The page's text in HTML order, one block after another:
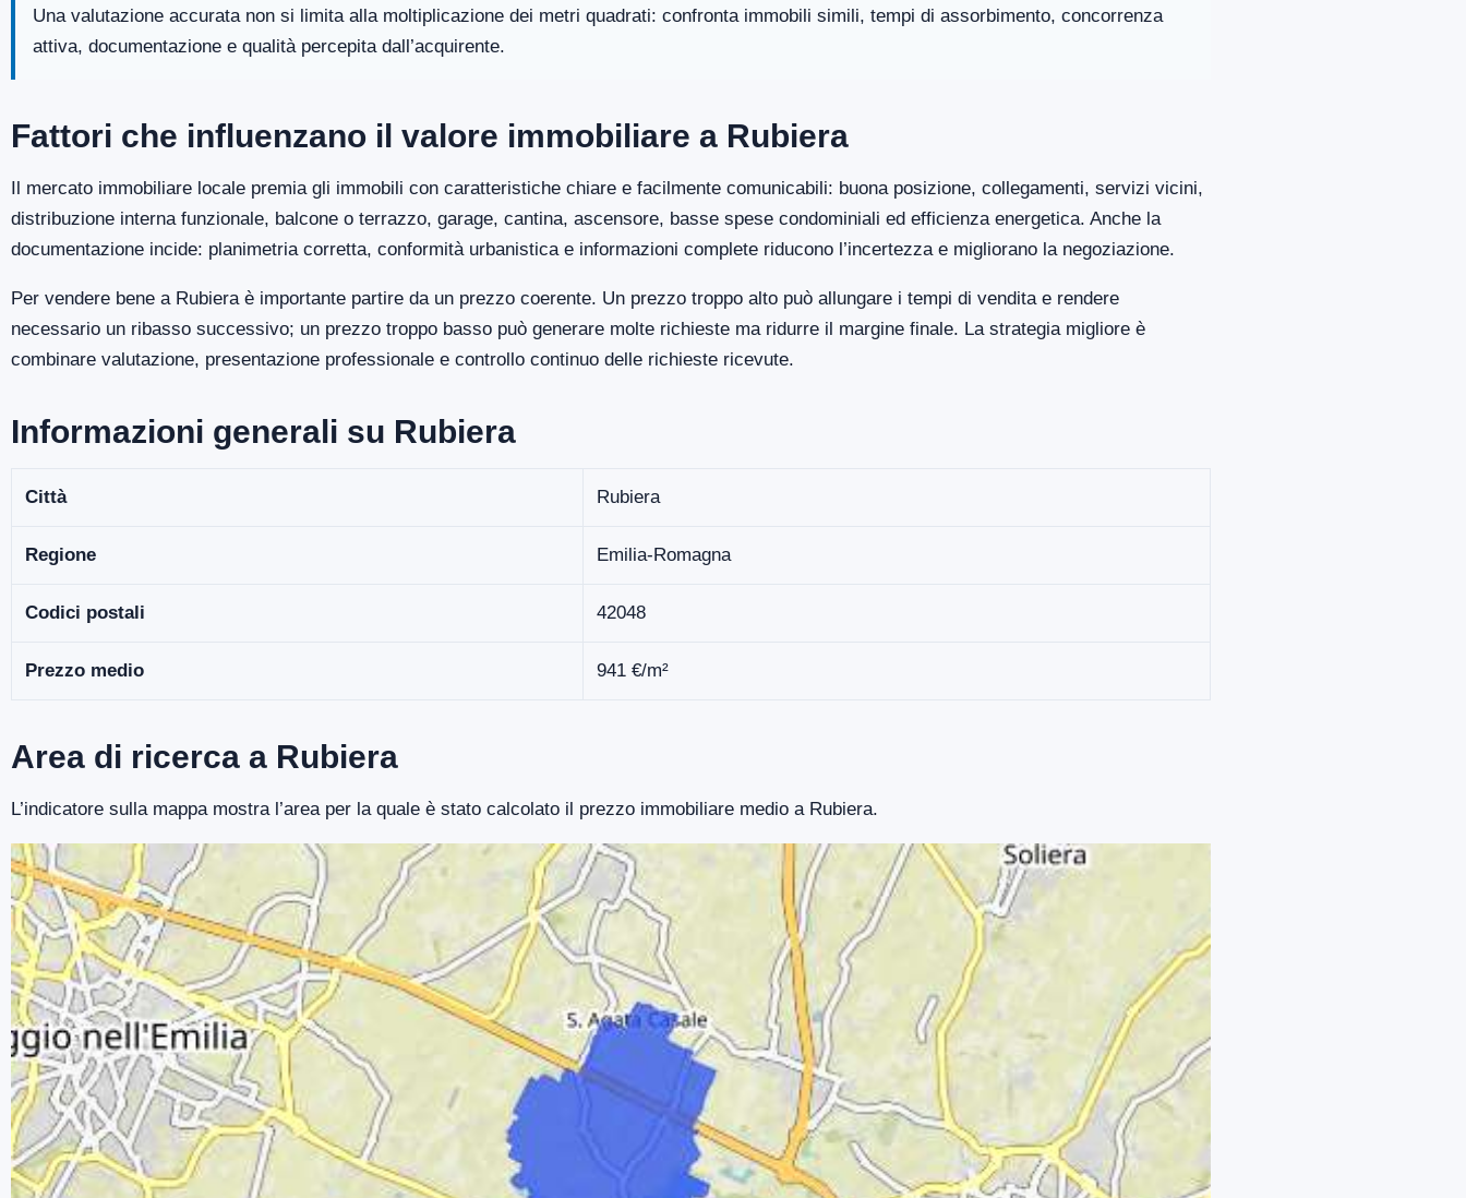
Una valutazione accurata non si limita alla moltiplicazione dei metri quadrati: confronta immobili simili, tempi di assorbimento, concorrenza
attiva, documentazione e qualità percepita dall’acquirente.
Fattori che influenzano il valore immobiliare a Rubiera
Il mercato immobiliare locale premia gli immobili con caratteristiche chiare e facilmente comunicabili: buona posizione, collegamenti, servizi vicini,
distribuzione interna funzionale, balcone o terrazzo, garage, cantina, ascensore, basse spese condominiali ed efficienza energetica. Anche la
documentazione incide: planimetria corretta, conformità urbanistica e informazioni complete riducono l’incertezza e migliorano la negoziazione.
Per vendere bene a Rubiera è importante partire da un prezzo coerente. Un prezzo troppo alto può allungare i tempi di vendita e rendere
necessario un ribasso successivo; un prezzo troppo basso può generare molte richieste ma ridurre il margine finale. La strategia migliore è
combinare valutazione, presentazione professionale e controllo continuo delle richieste ricevute.
Informazioni generali su Rubiera
Città Rubiera
Regione Emilia-Romagna
Codici postali 42048
Prezzo medio 941 €/m²
Area di ricerca a Rubiera
L’indicatore sulla mappa mostra l’area per la quale è stato calcolato il prezzo immobiliare medio a Rubiera.